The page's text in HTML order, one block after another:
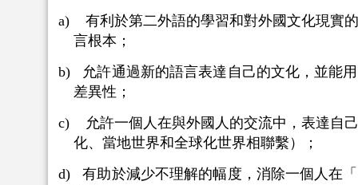
a) 有利於第二外語的學習和對外國文化現實
言根本；
b) 允許通過新的語言表達自己的文化，並能
差異性；
c) 允許一個人在與外國人的交流中，表達自
化、當地世界和全球化世界相聯繫）；
d) 有助於減少不理解的幅度，消除一個人在